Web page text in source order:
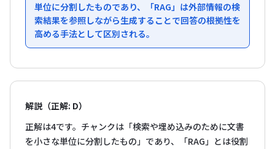
単位に分割したものであり、「RAG」は外部情報の検
索結果を参照しながら生成することで回答の根拠性を
高める手法として区別される。
解説（正解: D）
正解は4です。チャンクは「検索や埋め込みのために文書
を小さな単位に分割したもの」であり、「RAG」とは役割